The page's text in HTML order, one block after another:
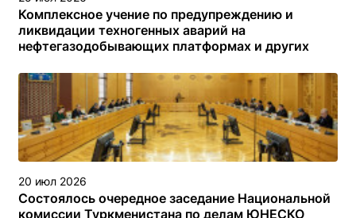
Комплексное учение по предупреждению и
ликвидации техногенных аварий на
нефтегазодобывающих платформах и других
туркменском секторе Каспийского моря
20 июл 2026
Состоялось очередное заседание Национальной
комиссии Туркменистана по делам ЮНЕСКО